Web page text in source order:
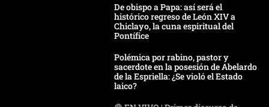
De obispo a Papa: así será el
histórico regreso de León XIV a
Chiclayo, la cuna espiritual del
Pontífice
Polémica por rabino, pastor y
sacerdote en la posesión de Abelardo
de la Espriella: ¿Se violó el Estado
laico?